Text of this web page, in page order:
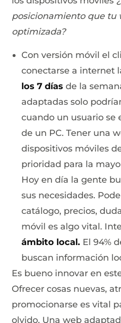
posicionamiento que tu
optimizada?
Con versión móvil el
conectarse a internet
los 7 días de la
adaptadas solo
cuando un usuario se
de un PC. Tener una
dispositivos móviles
prioridad para la
Hoy en día la gente
sus necesidades.
catálogo, precios,
móvil es algo vital.
ámbito local. El 94%
buscan información
Es bueno innovar en
Ofrecer cosas nuevas,
promocionarse es vital
olvido. Una web